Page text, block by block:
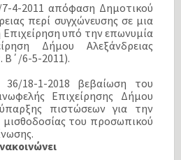
4-2011 απόφαση Δημοτικού
περί συγχώνευσης σε μια
υπό την επωνυμία
Δήμου Αλεξάνδρειας
Β΄/6-5-2011).
18-1-2018 βεβαίωση του
Επιχείρησης Δήμου
πιστώσεων για την
του προσωπικού